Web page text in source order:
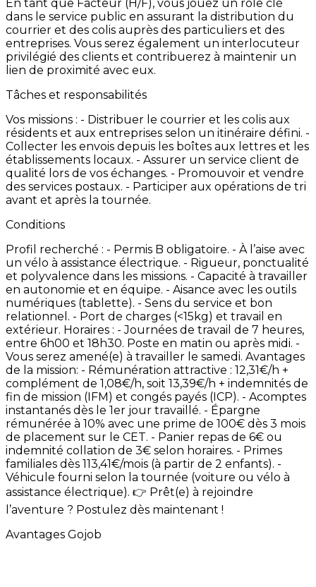
En tant que Facteur (H/F), vous jouez un rôle clé
dans le service public en assurant la distribution du
courrier et des colis auprès des particuliers et des
entreprises. Vous serez également un interlocuteur
privilégié des clients et contribuerez à maintenir un
lien de proximité avec eux.
Tâches et responsabilités
Vos missions : - Distribuer le courrier et les colis aux
résidents et aux entreprises selon un itinéraire défini. -
Collecter les envois depuis les boîtes aux lettres et les
établissements locaux. - Assurer un service client de
qualité lors de vos échanges. - Promouvoir et vendre
des services postaux. - Participer aux opérations de tri
avant et après la tournée.
Conditions
Profil recherché : - Permis B obligatoire. - À l’aise avec
un vélo à assistance électrique. - Rigueur, ponctualité
et polyvalence dans les missions. - Capacité à travailler
en autonomie et en équipe. - Aisance avec les outils
numériques (tablette). - Sens du service et bon
relationnel. - Port de charges (<15kg) et travail en
extérieur. Horaires : -Journées de travail de 7 heures,
entre 6h00 et 18h30. Poste en matin ou après midi. -
Vous serez amené(e) à travailler le samedi. Avantages
de la mission: - Rémunération attractive : 12,31€/h +
complément de 1,08€/h, soit 13,39€/h + indemnités de
fin de mission (IFM) et congés payés (ICP). - Acomptes
instantanés dès le 1er jour travaillé. - Épargne
rémunérée à 10% avec une prime de 100€ dès 3 mois
de placement sur le CET. - Panier repas de 6€ ou
indemnité collation de 3€ selon horaires. - Primes
familiales dès 113,41€/mois (à partir de 2 enfants). -
Véhicule fourni selon la tournée (voiture ou vélo à
assistance électrique). 👉 Prêt(e) à rejoindre
l’aventure ? Postulez dès maintenant !
Avantages Gojob